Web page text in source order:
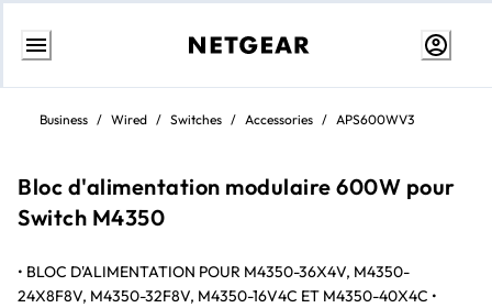
Aller
contenuBusiness / Wired / Switches / Accessories / APS600WV3
Bloc d'alimentation modulaire 600W pour
Switch M4350
• BLOC D'ALIMENTATION POUR M4350-36X4V, M4350-
24X8F8V, M4350-32F8V, M4350-16V4C ET M4350-40X4C •